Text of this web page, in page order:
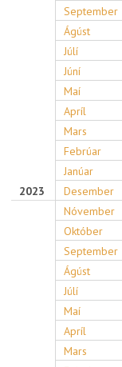
September
Ágúst
Júlí
Júní
Maí
Apríl
Mars
Febrúar
Janúar
2023
Desember
Nóvember
Október
September
Ágúst
Júlí
Maí
Apríl
Mars